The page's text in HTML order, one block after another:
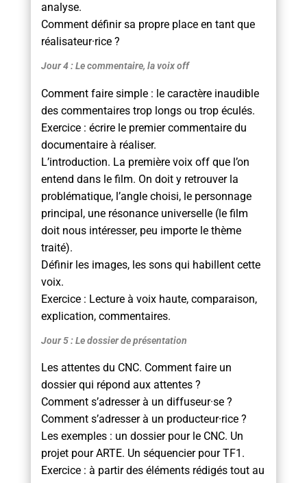
analyse.
Comment définir sa propre place en tant que
réalisateur·rice ?
Jour 4 : Le commentaire, la voix off
Comment faire simple : le caractère inaudible
des commentaires trop longs ou trop éculés.
Exercice : écrire le premier commentaire du
documentaire à réaliser.
L’introduction. La première voix off que l’on
entend dans le film. On doit y retrouver la
problématique, l’angle choisi, le personnage
principal, une résonance universelle (le film
doit nous intéresser, peu importe le thème
traité).
Définir les images, les sons qui habillent cette
voix.
Exercice : Lecture à voix haute, comparaison,
explication, commentaires.
Jour 5 : Le dossier de présentation
Les attentes du CNC. Comment faire un
dossier qui répond aux attentes ?
Comment s’adresser à un diffuseur·se ?
Comment s’adresser à un producteur·rice ?
Les exemples : un dossier pour le CNC. Un
projet pour ARTE. Un séquencier pour TF1.
Exercice : à partir des éléments rédigés tout au